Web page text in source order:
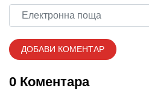
0 Коментара